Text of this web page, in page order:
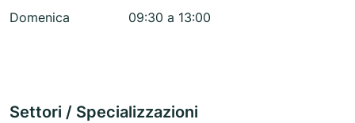
Domenica
09:30 a 13:00
Settori / Specializzazioni